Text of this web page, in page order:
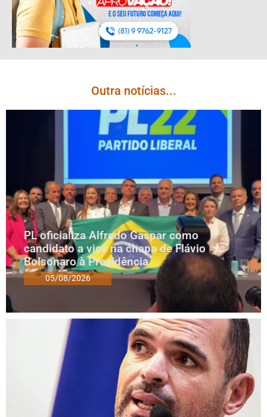
Outra notícias...
PL oficializa Alfredo Gaspar como
candidato a vice na chapa de Flávio
Bolsonaro à Presidência
05/08/2026